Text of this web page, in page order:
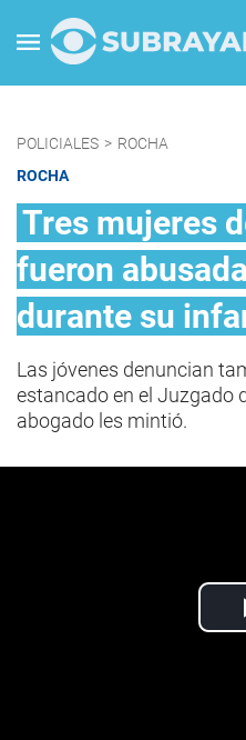
POLICIALES > ROCHA
ROCHA
Tres mujeres
fueron
durante su
Las jóvenes denuncian
estancado en el Juzgado
abogado les mintió.